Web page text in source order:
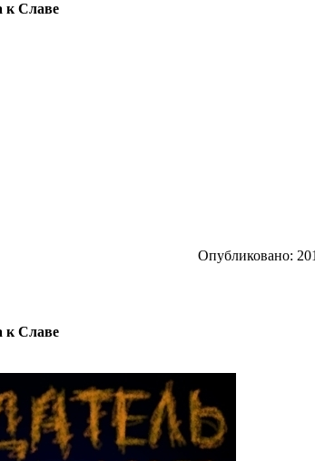
к Славе
Опубликовано:
к Славе